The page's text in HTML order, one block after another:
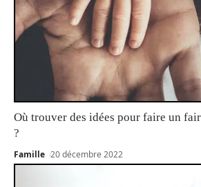
Où trouver des idées pour faire un
?
Famille 20 décembre 2022